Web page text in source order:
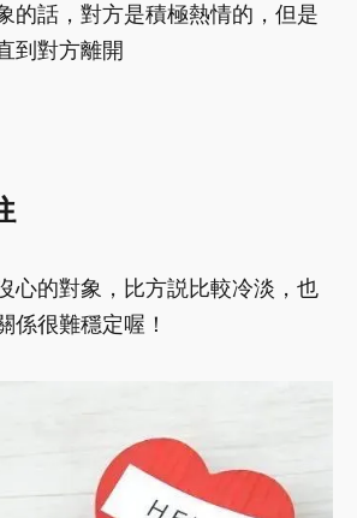
的話，對方是積極熱情的，但是
到對方離開
心的對象，比方説比較冷淡，也
係很難穩定喔！